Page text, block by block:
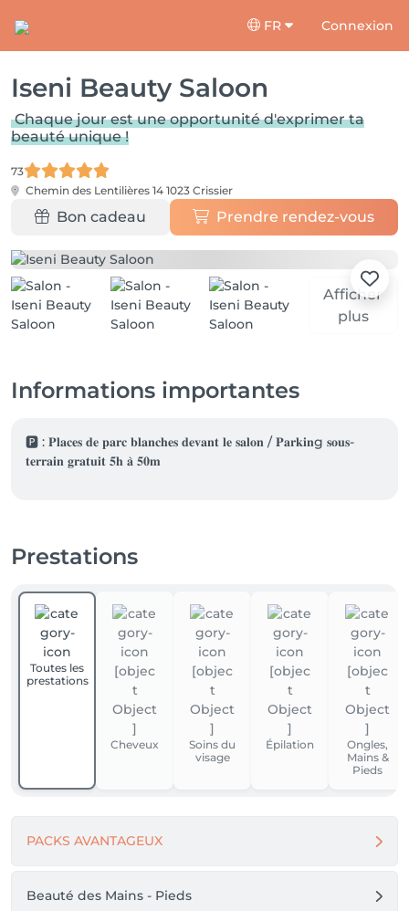
FR Connexion
Iseni Beauty Saloon
Chaque jour est une opportunité d'exprimer ta
beauté unique !
73
Chemin des Lentilières 14 1023 Crissier
Bon cadeau Prendre rendez-vous
Afficher
plus
Informations importantes
🅿️ : 𝐏𝐥𝐚𝐜𝐞𝐬 𝐝𝐞 𝐩𝐚𝐫𝐜 𝐛𝐥𝐚𝐧𝐜𝐡𝐞𝐬 𝐝𝐞𝐯𝐚𝐧𝐭 𝐥𝐞 𝐬𝐚𝐥𝐨𝐧 / 𝐏𝐚𝐫𝐤𝐢𝐧g 𝐬𝐨𝐮𝐬-
𝐭𝐞𝐫𝐫𝐚𝐢𝐧 𝐠𝐫𝐚𝐭𝐮𝐢𝐭 𝟓𝐡 𝐚̀ 𝟓𝟎𝐦
Prestations
Toutes les
prestations
Cheveux
Soins du
visage
Épilation
Ongles,
Mains &
Pieds
PACKS AVANTAGEUX
Beauté des Mains - Pieds